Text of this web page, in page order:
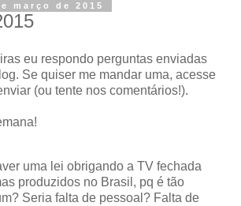
março de 2015
eu respondo perguntas enviadas
Se quiser me mandar uma, acesse
(ou tente nos comentários!).
uma lei obrigando a TV fechada
produzidos no Brasil, pq é tão
Seria falta de pessoal? Falta de